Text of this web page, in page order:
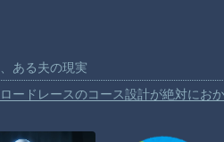
ある夫の現実
ードレースのコース設計が絶対にお